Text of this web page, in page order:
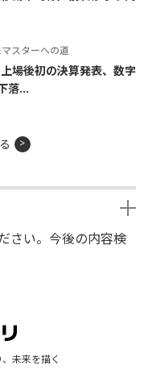
スターへの道
場後初の決算発表、数字
落...
さい。今後の内容検
未来を描く